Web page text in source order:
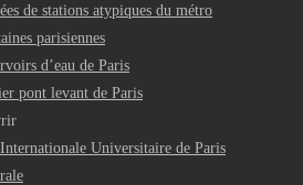
de stations atypiques du métro
parisiennes
d’eau de Paris
pont levant de Paris
Universitaire de Paris